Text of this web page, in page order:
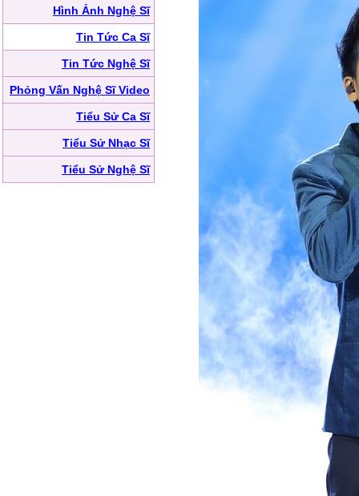
Hình Ảnh Nghệ Sĩ
Tin Tức Ca Sĩ
Tin Tức Nghệ Sĩ
Phỏng Vấn Nghệ Sĩ Video
Tiểu Sử Ca Sĩ
Tiểu Sử Nhạc Sĩ
Tiểu Sử Nghệ Sĩ